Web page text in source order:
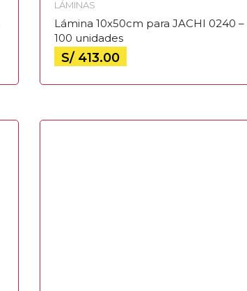
LÁMINAS
Lámina 10x50cm para JACHI 0240 –
100 unidades
S/413.00